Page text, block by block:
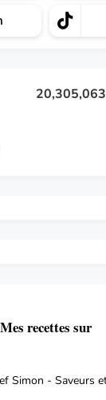
20,305,063
Mes recettes sur